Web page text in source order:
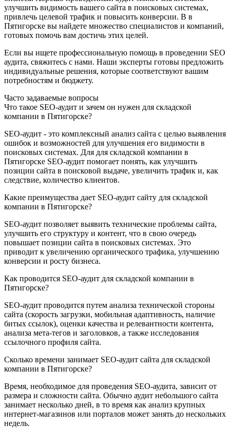
улучшить видимость вашего сайта в поисковых системах,
привлечь целевой трафик и повысить конверсии. В в
Пятигорске вы найдете множество специалистов и компаний,
готовых помочь вам достичь этих целей.
Если вы ищете профессиональную помощь в проведении SEO
аудита, свяжитесь с нами. Наши эксперты готовы предложить
индивидуальные решения, которые соответствуют вашим
потребностям и бюджету.
Часто задаваемые вопросы
Что такое SEO-аудит и зачем он нужен для складской
компании в Пятигорске?
SEO-аудит - это комплексный анализ сайта с целью выявления
ошибок и возможностей для улучшения его видимости в
поисковых системах. Для для складской компании в
Пятигорске SEO-аудит помогает понять, как улучшить
позиции сайта в поисковой выдаче, увеличить трафик и, как
следствие, количество клиентов.
Какие преимущества дает SEO-аудит сайту для складской
компании в Пятигорске?
SEO-аудит позволяет выявить технические проблемы сайта,
улучшить его структуру и контент, что в свою очередь
повышает позиции сайта в поисковых системах. Это
приводит к увеличению органического трафика, улучшению
конверсии и росту бизнеса.
Как проводится SEO-аудит для складской компании в
Пятигорске?
SEO-аудит проводится путем анализа технической стороны
сайта (скорость загрузки, мобильная адаптивность, наличие
битых ссылок), оценки качества и релевантности контента,
анализа мета-тегов и заголовков, а также исследования
ссылочного профиля сайта.
Сколько времени занимает SEO-аудит сайта для складской
компании в Пятигорске?
Время, необходимое для проведения SEO-аудита, зависит от
размера и сложности сайта. Обычно аудит небольшого сайта
занимает несколько дней, в то время как анализ крупных
интернет-магазинов или порталов может занять до нескольких
недель.